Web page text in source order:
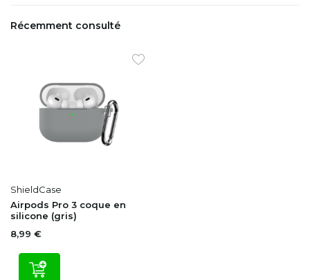
Récemment consulté
ShieldCase
Airpods Pro 3 coque en
silicone (gris)
8,99 €